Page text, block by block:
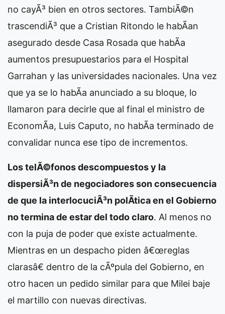
no cayÃ³ bien en otros sectores. TambiÃ©n
trascendiÃ³ que a Cristian Ritondo le habÃ­an
asegurado desde Casa Rosada que habÃ­a
aumentos presupuestarios para el Hospital
Garrahan y las universidades nacionales. Una vez
que ya se lo habÃ­a anunciado a su bloque, lo
llamaron para decirle que al final el ministro de
EconomÃ­a, Luis Caputo, no habÃ­a terminado de
convalidar nunca ese tipo de incrementos.
Los telÃ©fonos descompuestos y la
dispersiÃ³n de negociadores son consecuencia
de que la interlocuciÃ³n polÃ­tica en el Gobierno
no termina de estar del todo claro. Al menos no
con la puja de poder que existe actualmente.
Mientras en un despacho piden â€œreglas
clarasâ€ dentro de la cÃºpula del Gobierno, en
otro hacen un pedido similar para que Milei baje
el martillo con nuevas directivas.